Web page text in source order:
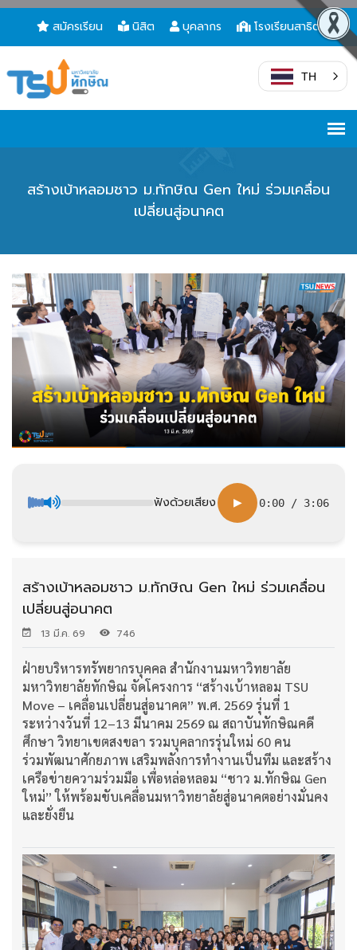
สมัครเรียน นิสิต บุคลากร โรงเรียนสาธิต
TH
สร้างเบ้าหลอมชาว ม.ทักษิณ Gen ใหม่ ร่วมเคลื่อน
เปลี่ยนสู่อนาคต
ฟังด้วยเสียง ▶ 0:00 / 3:06
สร้างเบ้าหลอมชาว ม.ทักษิณ Gen ใหม่ ร่วมเคลื่อน
เปลี่ยนสู่อนาคต
13 มี.ค. 69 746
ฝ่ายบริหารทรัพยากรบุคคล สำนักงานมหาวิทยาลัย
มหาวิทยาลัยทักษิณ จัดโครงการ “สร้างเบ้าหลอม TSU
Move – เคลื่อนเปลี่ยนสู่อนาคต” พ.ศ. 2569 รุ่นที่ 1
ระหว่างวันที่ 12–13 มีนาคม 2569 ณ สถาบันทักษิณคดี
ศึกษา วิทยาเขตสงขลา รวมบุคลากรรุ่นใหม่ 60 คน
ร่วมพัฒนาศักยภาพ เสริมพลังการทำงานเป็นทีม และสร้าง
เครือข่ายความร่วมมือ เพื่อหล่อหลอม “ชาว ม.ทักษิณ Gen
ใหม่” ให้พร้อมขับเคลื่อนมหาวิทยาลัยสู่อนาคตอย่างมั่นคง
และยั่งยืน